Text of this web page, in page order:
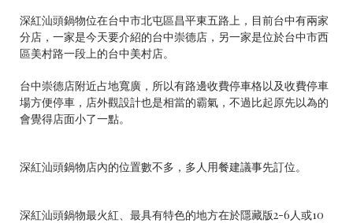
深紅汕頭鍋物位在台中市北屯區昌平東五路上，目前台中有兩家
分店，一家是今天要介紹的台中崇德店，另一家是位於台中市西
區美村路一段上的台中美村店。
台中崇德店附近占地寬廣，所以有路邊收費停車格以及收費停車
場方便停車，店外觀設計也是相當的霸氣，不過比起原先以為的
會覺得店面小了一點。
深紅汕頭鍋物店內的位置數不多，多人用餐建議事先訂位。
深紅汕頭鍋物最火紅、最具有特色的地方在於隱藏版2-6人或10